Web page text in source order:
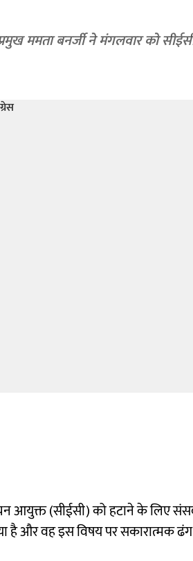
ममता बनर्जी ने मंगलवार को
आयुक्त (सीईसी) को हटाने के लिए
है और वह इस विषय पर सकारात्मक